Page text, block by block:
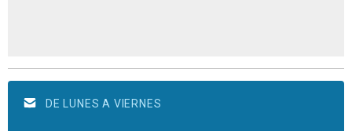
DE LUNES A VIERNES